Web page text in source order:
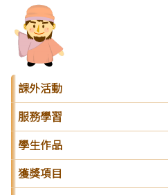
課外活動
服務學習
學生作品
獲獎項目